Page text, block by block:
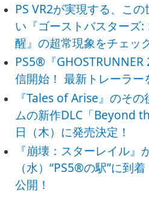
PS VR2が実現する、こ
い『ゴーストバスターズ
醒』の超常現象をチェッ
PS5®『
信開始！ 最新トレーラー
『Tales of Arise』のそ
ムの新作DLC「Beyond
日（木）に発売決定！
『崩壊：スターレイル』
（水）“PS5®の駅”に到
公開！